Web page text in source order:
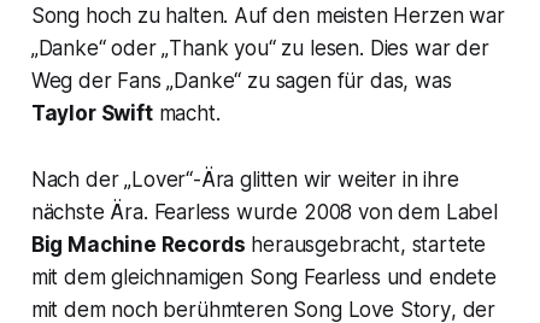
Song hoch zu halten. Auf den meisten Herzen war
„Danke“oder „Thank you“ zu lesen. Dies war der
Weg der Fans „Danke“ zu sagen für das, was
Taylor Swiftmacht.
Nach der„Lover“-Ära glitten wir weiter in ihre
nächste Ära. Fearless wurde 2008 von dem Label
Big Machine Records herausgebracht, startete
mit dem gleichnamigen Song Fearless und endete
mit dem noch berühmteren Song Love Story, der